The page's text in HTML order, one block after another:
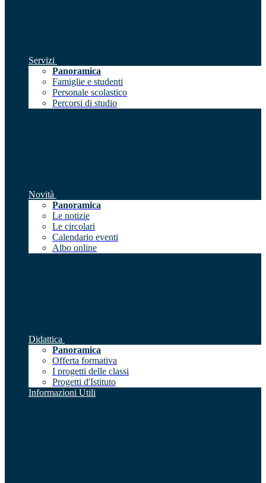
Servizi
Panoramica
Famiglie e studenti
Personale scolastico
Percorsi di studio
Novità
Panoramica
Le notizie
Le circolari
Calendario eventi
Albo online
Didattica
Panoramica
Offerta formativa
I progetti delle classi
Progetti d'Istituto
Informazioni Utili